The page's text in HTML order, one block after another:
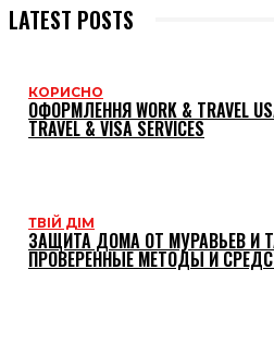
LATEST POSTS
КОРИСНО
ОФОРМЛЕННЯ WORK & TRAVEL
TRAVEL & VISA SERVICES
ТВІЙ ДІМ
ЗАЩИТА ДОМА ОТ МУРАВЬЕВ И
ПРОВЕРЕННЫЕ МЕТОДЫ И